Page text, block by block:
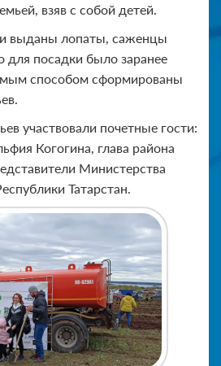
взяв с собой детей.
выданы лопаты, саженцы
для посадки было заранее
способом сформированы
участвовали почетные гости:
Когогина, глава района
Министерства
Татарстан.